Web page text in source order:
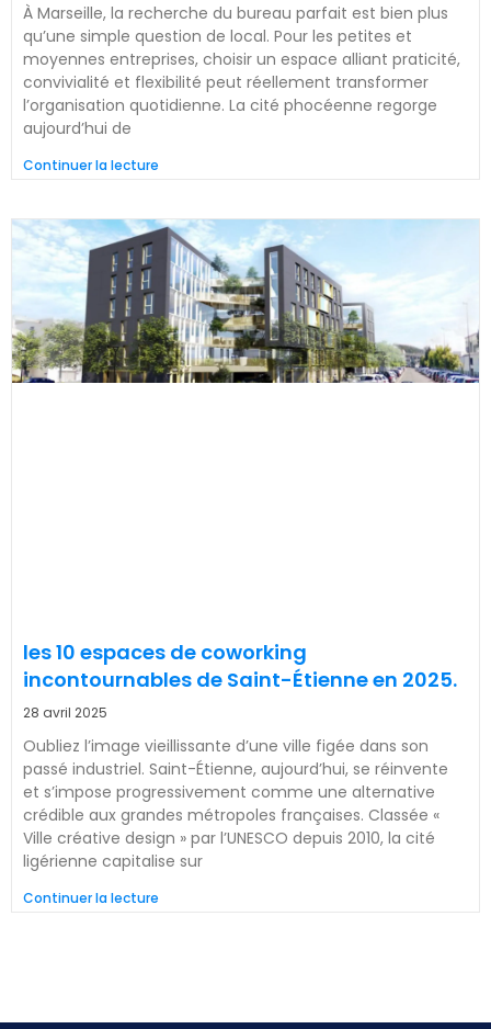
À Marseille, la recherche du bureau parfait est bien plus
qu’une simple question de local. Pour les petites et
moyennes entreprises, choisir un espace alliant praticité,
convivialité et flexibilité peut réellement transformer
l’organisation quotidienne. La cité phocéenne regorge
aujourd’hui de
Continuer la lecture
les 10 espaces de coworking
incontournables de Saint-Étienne en 2025.
28 avril 2025
Oubliez l’image vieillissante d’une ville figée dans son
passé industriel. Saint-Étienne, aujourd’hui, se réinvente
et s’impose progressivement comme une alternative
crédible aux grandes métropoles françaises. Classée «
Ville créative design » par l’UNESCO depuis 2010, la cité
ligérienne capitalise sur
Continuer la lecture